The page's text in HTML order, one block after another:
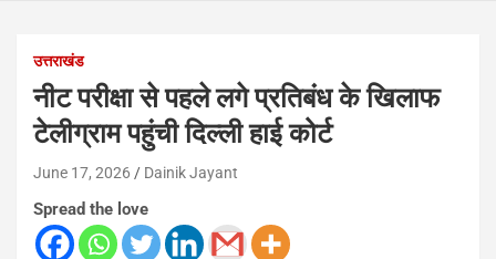
उत्तराखंड
नीट परीक्षा से पहले लगे प्रतिबंध के खिलाफ
टेलीग्राम पहुंची दिल्ली हाई कोर्ट
June 17, 2026 Dainik Jayant
Spread the love